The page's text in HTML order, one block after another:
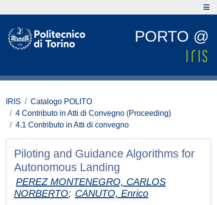
PORTO @
IRIS
Catalogo POLITO
4 Contributo in Atti di Convegno (Proceeding)
4.1 Contributo in Atti di convegno
Piloting and Guidance Algorithms for
Autonomous Landing
PEREZ MONTENEGRO, CARLOS
NORBERTO; CANUTO, Enrico